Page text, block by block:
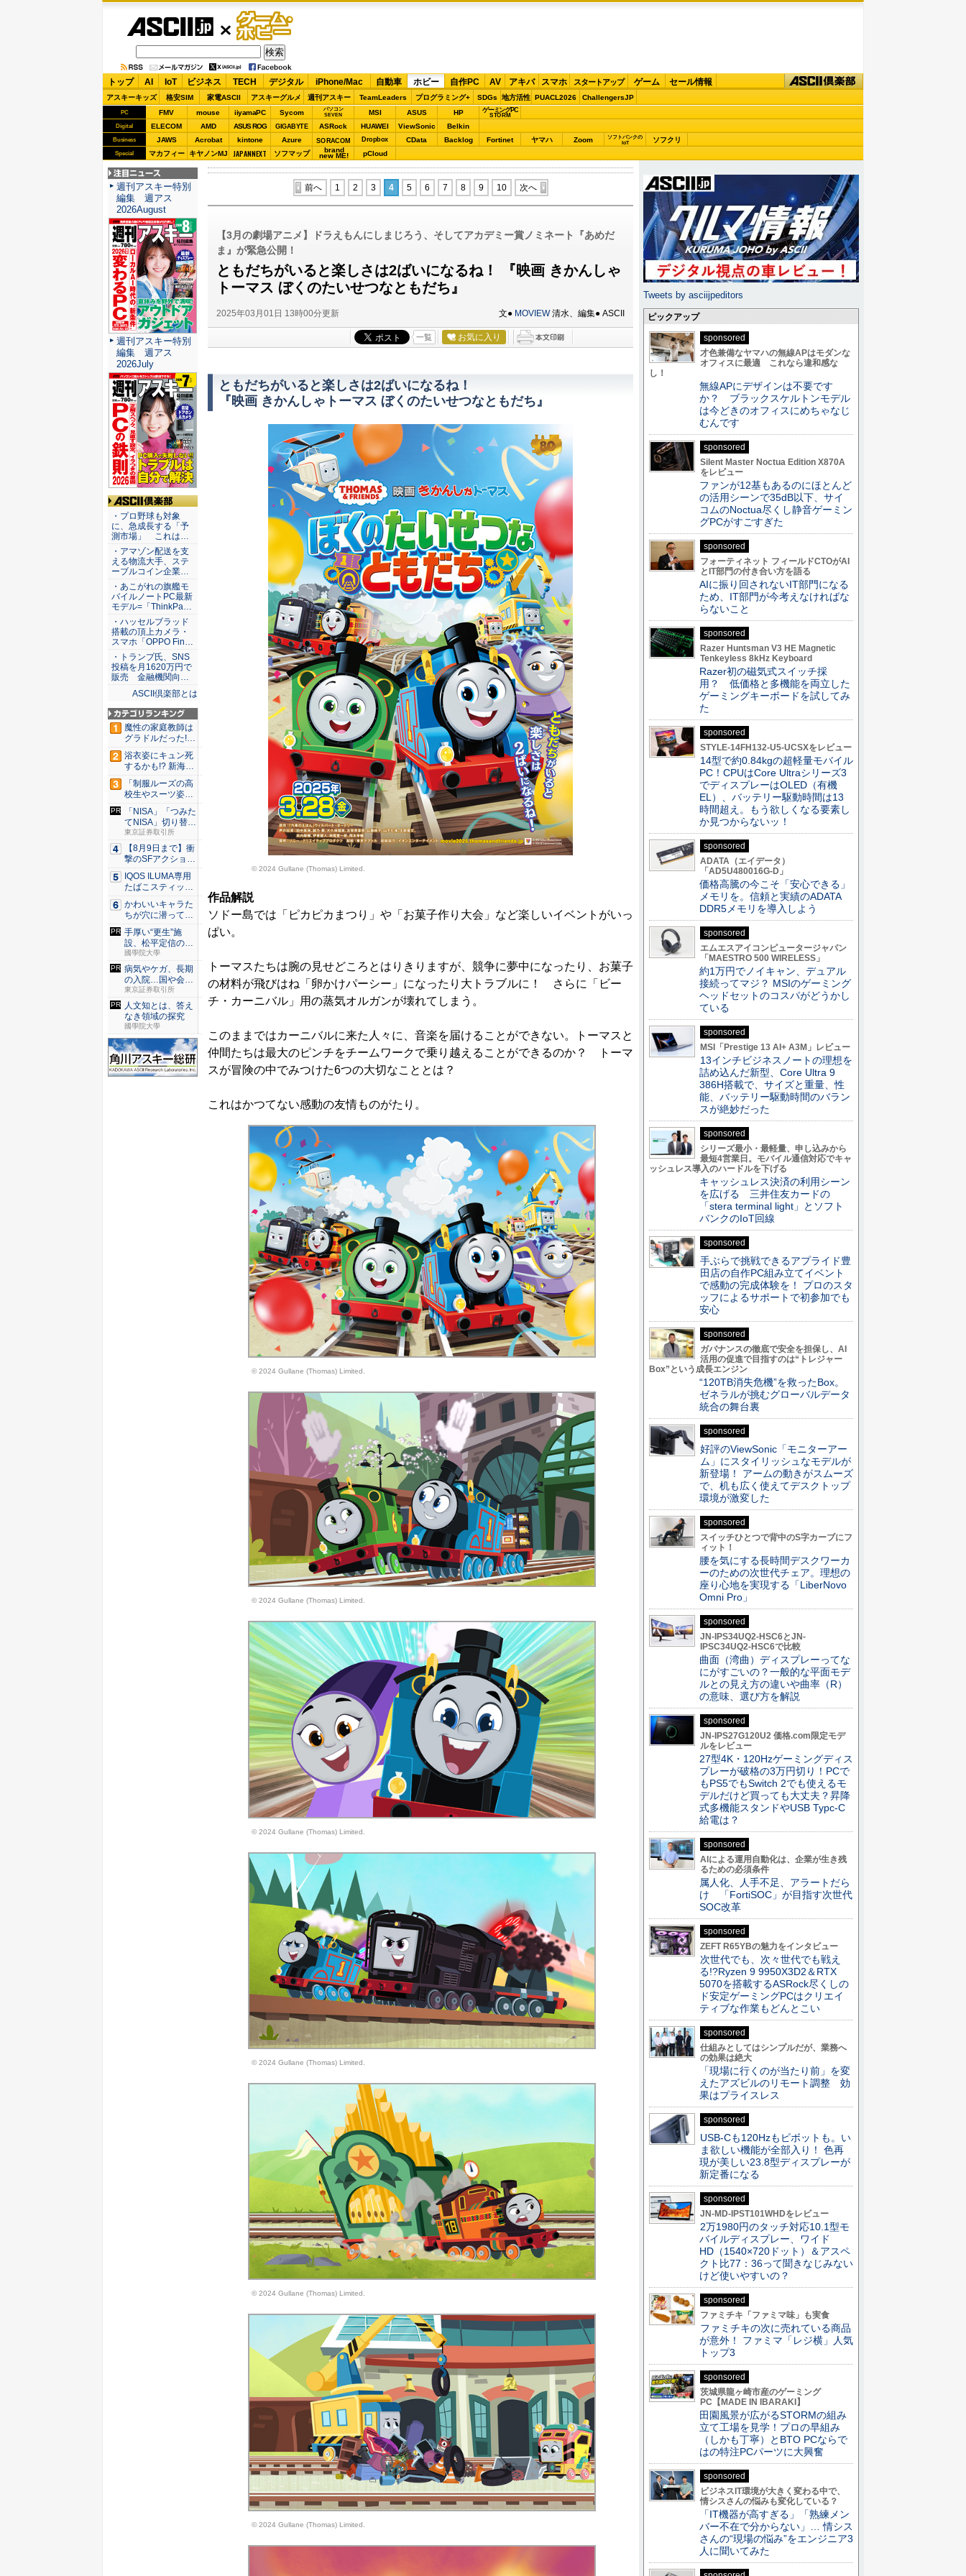
ゲーム・
ホビー
トップ AI IoT ビジネス TECH デジタル iPhone/Mac 自動車 ホビー 自作PC AV アキバ スマホ スタートアップ ゲーム セール情報
アスキーキッズ 格安SIM 家電ASCII アスキーグルメ 週刊アスキー TeamLeaders プログラミング+ SDGs 地方活性 PUACL2026 ChallengersJP
PC FMV mouse iiyamaPC Sycom
パソコン
SEVEN
MSI ASUS HP ゲーミングPC
STORM
Digital ELECOM AMD ASUS ROG GIGABYTE ASRock HUAWEI ViewSonic Belkin
Business JAWS Acrobat kintone Azure SORACOM Dropbox CData Backlog Fortinet ヤマハ Zoom
ソフトバンクの
IoT
ソフクリ
Special マカフィー キヤノンMJ JAPANNEXT ソフマップ brand
new ME! pCloud
前へ 1 2 3 4 5 6 7 8 9 10 次へ
【3月の劇場アニメ】ドラえもんにしまじろう、そしてアカデミー賞ノミネート『あめだ
ま』が緊急公開！
ともだちがいると楽しさは2ばいになるね！ 『映画 きかんしゃ
トーマス ぼくのたいせつなともだち』
2025年03月01日 13時00分更新 文● MOVIEW清水、編集● ASCII
一覧 お気に入り
ともだちがいると楽しさは2ばいになるね！
『映画 きかんしゃトーマス ぼくのたいせつなともだち』
© 2024 Gullane (Thomas) Limited.
作品解説
ソドー島では「ピカピカまつり」や「お菓子作り大会」など楽しいイベントがいっ
ぱい。
トーマスたちは腕の見せどころとはりきりますが、競争に夢中になったり、お菓子
の材料が飛びはね「卵かけパーシー」になったり大トラブルに！ さらに「ビー
チ・カーニバル」用の蒸気オルガンが壊れてしまう。
このままではカーニバルに来た人々に、音楽を届けることができない。トーマスと
仲間たちは最大のピンチをチームワークで乗り越えることができるのか？ トーマ
スが冒険の中でみつけた6つの大切なこととは？
これはかつてない感動の友情ものがたり。
© 2024 Gullane (Thomas) Limited.
© 2024 Gullane (Thomas) Limited.
© 2024 Gullane (Thomas) Limited.
© 2024 Gullane (Thomas) Limited.
© 2024 Gullane (Thomas) Limited.
© 2024 Gullane (Thomas) Limited.
注目ニュース
週刊アスキー特別
編集 週アス
2026August
週刊アスキー特別
編集 週アス
2026July
ASCII倶楽部
・プロ野球も対象
に、急成長する「予
測市場」 これは…
・アマゾン配送を支
える物流大手、ステ
ーブルコイン企業…
・あこがれの旗艦モ
バイルノートPC最新
モデル=「ThinkPa…
・ハッセルブラッド
搭載の頂上カメラ・
スマホ「OPPO Fin…
・トランプ氏、SNS
投稿を月1620万円で
販売 金融機関向…
ASCII倶楽部とは
魔性の家庭教師は
グラドルだった!?
村雨...
浴衣姿にキュン死
するかも!? 新海ま
きが...
「制服ルーズの高
校生やスーツ姿の
OLを演...
「NISA」「つみた
てNISA」切り替
え...
東京証券取引所
【8月9日まで】衝
撃のSFアクション
『G...
IQOS ILUMA専用
たばこスティッ
ク...
かわいいキャラた
ちが穴に潜ってひ
どい目に...
手厚い“更生”施
設、松平定信の
「人足寄場...
國學院大學
病気やケガ、長期
の入院…国や会社
はどこま...
東京証券取引所
人文知とは、答え
なき領域の探究
國學院大學
Tweets by asciijpeditors
ピックアップ
sponsored
才色兼備なヤマハの無線APはモダンな
オフィスに最適 これなら違和感な
し！
無線APにデザインは不要です
か？ ブラックスケルトンモデル
は今どきのオフィスにめちゃなじ
むんです
sponsored
Silent Master Noctua Edition X870A
をレビュー
ファンが12基もあるのにほとんど
の活用シーンで35dB以下、サイ
コムのNoctua尽くし静音ゲーミン
グPCがすごすぎた
sponsored
フォーティネット フィールドCTOがAI
とIT部門の付き合い方を語る
AIに振り回されないIT部門になる
ため、IT部門が今考えなければな
らないこと
sponsored
Razer Huntsman V3 HE Magnetic
Tenkeyless 8kHz Keyboard
Razer初の磁気式スイッチ採
用？ 低価格と多機能を両立した
ゲーミングキーボードを試してみ
た
sponsored
STYLE-14FH132-U5-UCSXをレビュー
14型で約0.84kgの超軽量モバイル
PC！CPUはCore Ultraシリーズ3
でディスプレーはOLED（有機
EL）、バッテリー駆動時間は13
時間超え。もう欲しくなる要素し
か見つからないッ！
sponsored
ADATA（エイデータ）
「AD5U480016G-D」
価格高騰の今こそ「安心できる」
メモリを。信頼と実績のADATA
DDR5メモリを導入しよう
sponsored
エムエスアイコンピュータージャパン
「MAESTRO 500 WIRELESS」
約1万円でノイキャン、デュアル
接続ってマジ？ MSIのゲーミング
ヘッドセットのコスパがどうかし
ている
sponsored
MSI「Prestige 13 AI+ A3M」レビュー
13インチビジネスノートの理想を
詰め込んだ新型、Core Ultra 9
386H搭載で、サイズと重量、性
能、バッテリー駆動時間のバラン
スが絶妙だった
sponsored
シリーズ最小・最軽量、申し込みから
最短4営業日。モバイル通信対応でキャ
ッシュレス導入のハードルを下げる
キャッシュレス決済の利用シーン
を広げる 三井住友カードの
「stera terminal light」とソフト
バンクのIoT回線
sponsored
手ぶらで挑戦できるアプライド豊
田店の自作PC組み立てイベント
で感動の完成体験を！ プロのスタ
ッフによるサポートで初参加でも
安心
sponsored
ガバナンスの徹底で安全を担保し、AI
活用の促進で目指すのは“トレジャー
Box”という成長エンジン
“120TB消失危機”を救ったBox。
ゼネラルが挑むグローバルデータ
統合の舞台裏
sponsored
好評のViewSonic「モニターアー
ム」にスタイリッシュなモデルが
新登場！ アームの動きがスムーズ
で、机も広く使えてデスクトップ
環境が激変した
sponsored
スイッチひとつで背中のS字カーブにフ
ィット！
腰を気にする長時間デスクワーカ
ーのための次世代チェア。理想の
座り心地を実現する「LiberNovo
Omni Pro」
sponsored
JN-IPS34UQ2-HSC6とJN-
IPSC34UQ2-HSC6で比較
曲面（湾曲）ディスプレーってな
にがすごいの？一般的な平面モデ
ルとの見え方の違いや曲率（R）
の意味、選び方を解説
sponsored
JN-IPS27G120U2 価格.com限定モデ
ルをレビュー
27型4K・120Hzゲーミングディス
プレーが破格の3万円切り！PCで
もPS5でもSwitch 2でも使えるモ
デルだけど買っても大丈夫？昇降
式多機能スタンドやUSB Typc-C
給電は？
sponsored
AIによる運用自動化は、企業が生き残
るための必須条件
属人化、人手不足、アラートだら
け 「FortiSOC」が目指す次世代
SOC改革
sponsored
ZEFT R65YBの魅力をインタビュー
次世代でも、次々世代でも戦え
る!?Ryzen 9 9950X3D2＆RTX
5070を搭載するASRock尽くしの
ド安定ゲーミングPCはクリエイ
ティブな作業もどんとこい
sponsored
仕組みとしてはシンプルだが、業務へ
の効果は絶大
「現場に行くのが当たり前」を変
えたアズビルのリモート調整 効
果はプライスレス
sponsored
USB-Cも120Hzもピボットも。い
ま欲しい機能が全部入り！ 色再
現が美しい23.8型ディスプレーが
新定番になる
sponsored
JN-MD-IPST101WHDをレビュー
2万1980円のタッチ対応10.1型モ
バイルディスプレー、ワイド
HD（1540×720ドット）＆アスペ
クト比77：36って聞きなじみない
けど使いやすいの？
sponsored
ファミチキ「ファミマ味」も実食
ファミチキの次に売れている商品
が意外！ ファミマ「レジ横」人気
トップ3
sponsored
茨城県龍ヶ崎市産のゲーミング
PC【MADE IN IBARAKI】
田園風景が広がるSTORMの組み
立て工場を見学！プロの早組み
（しかも丁寧）とBTO PCならで
はの特注PCパーツに大興奮
sponsored
ビジネスIT環境が大きく変わる中で、
情シスさんの悩みも変化している？
「IT機器が高すぎる」「熟練メン
バー不在で分からない」… 情シス
さんの“現場の悩み”をエンジニア3
人に聞いてみた